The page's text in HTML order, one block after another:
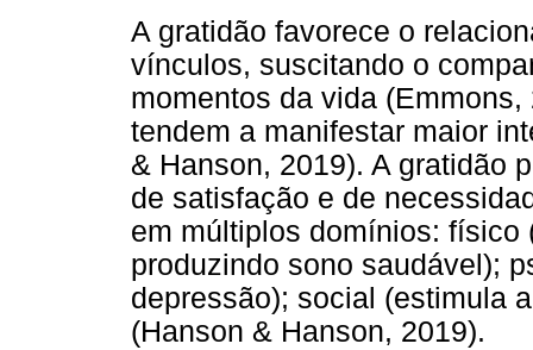
A gratidão favorece o
vínculos, suscitando o
momentos da vida
tendem a manifestar maior
& Hanson, 2019). A gratidão
de satisfação e de
em múltiplos domínios: físico
produzindo sono saudável);
depressão); social (estimula
(Hanson & Hanson, 2019).